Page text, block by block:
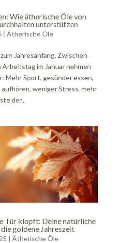
Wie ätherische Öle von
unterstützen
| Ätherische Öle
Jahresanfang. Zwischen
im Januar nehmen
Mehr Sport, gesünder essen,
weniger Stress, mehr
der...
Tür klopft: Deine natürliche
goldene Jahreszeit
| Ätherische Öle